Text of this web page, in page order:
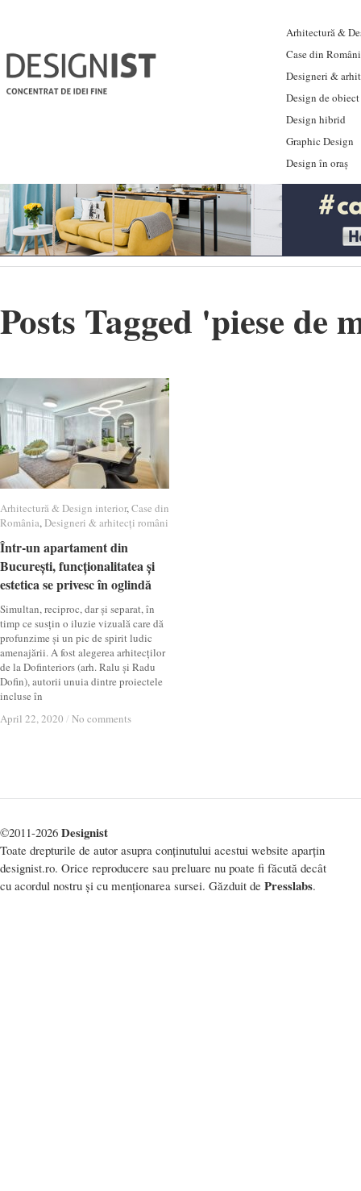
Arhitectură &
Case din
Designeri &
Design de obiect
Design hibrid
Graphic Design
Design în oraș
Posts Tagged 'piese de
Arhitectură & Design interior,Case din
România,Designeri & arhitecți români
Într-un apartament din
București, funcționalitatea și
estetica se privesc în oglindă
Simultan, reciproc, dar și separat, în
timp ce susțin o iluzie vizuală care dă
profunzime și un pic de spirit ludic
amenajării. A fost alegerea arhitecților
de la Dofinteriors (arh. Ralu și Radu
Dofin), autorii unuia dintre proiectele
incluse în
April 22, 2020 / No comments
Arhitectură & Design interior Case din
România Designeri & arhitecți români
Într-un apartament din
București, funcționalitatea și
estetica se privesc în oglindă
April 22, 2020 / No comments
©2011-2026 Designist
Toate drepturile de autor asupra conținutului acestui website aparțin
designist.ro. Orice reproducere sau preluare nu poate fi făcută decât
cu acordul nostru și cu menționarea sursei. Găzduit de Presslabs.